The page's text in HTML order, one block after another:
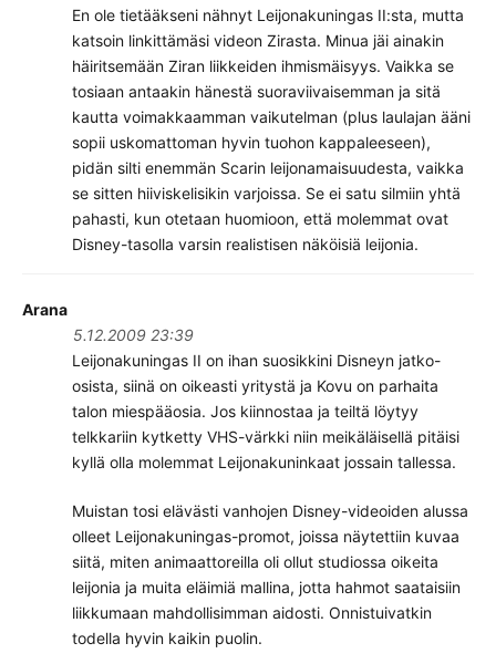
En ole tietääkseni nähnyt Leijonakuningas II:sta, mutta
katsoin linkittämäsi videon Zirasta. Minua jäi ainakin
häiritsemään Ziran liikkeiden ihmismäisyys. Vaikka se
tosiaan antaakin hänestä suoraviivaisemman ja sitä
kautta voimakkaamman vaikutelman (plus laulajan ääni
sopii uskomattoman hyvin tuohon kappaleeseen),
pidän silti enemmän Scarin leijonamaisuudesta, vaikka
se sitten hiiviskelisikin varjoissa. Se ei satu silmiin yhtä
pahasti, kun otetaan huomioon, että molemmat ovat
Disney-tasolla varsin realistisen näköisiä leijonia.
Arana
5.12.2009 23:39
Leijonakuningas II on ihan suosikkini Disneyn jatko-
osista, siinä on oikeasti yritystä ja Kovu on parhaita
talon miespääosia. Jos kiinnostaa ja teiltä löytyy
telkkariin kytketty VHS-värkki niin meikäläisellä pitäisi
kyllä olla molemmat Leijonakuninkaat jossain tallessa.
Muistan tosi elävästi vanhojen Disney-videoiden alussa
olleet Leijonakuningas-promot, joissa näytettiin kuvaa
siitä, miten animaattoreilla oli ollut studiossa oikeita
leijonia ja muita eläimiä mallina, jotta hahmot saataisiin
liikkumaan mahdollisimman aidosti. Onnistuivatkin
todella hyvin kaikin puolin.